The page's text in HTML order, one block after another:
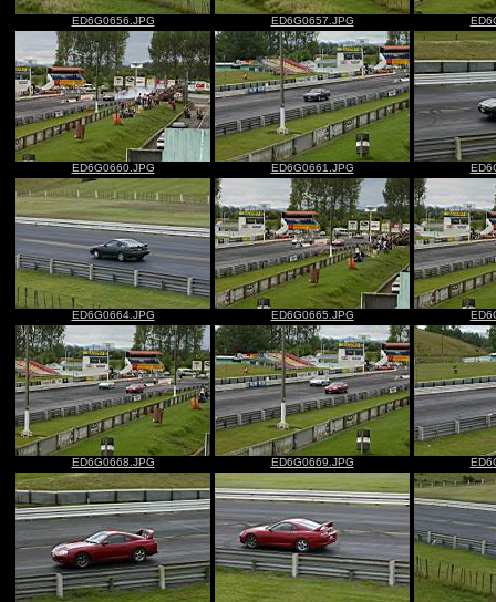
ED6G0656.JPG ED6G0657.JPG
ED6G0660.JPG ED6G0661.JPG
ED6G0664.JPG ED6G0665.JPG
ED6G0668.JPG ED6G0669.JPG